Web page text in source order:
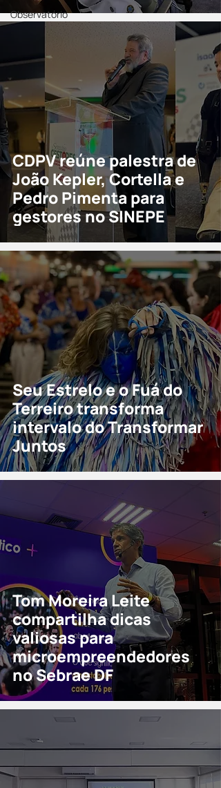
Observatório
CDPV reúne palestra de
João Kepler, Cortella e
Pedro Pimenta para
gestores no SINEPE
Seu Estrelo e o Fuá do
Terreiro transforma
intervalo do Transformar
Juntos
Tom Moreira Leite
compartilha dicas
valiosas para
microempreendedores
no Sebrae DF